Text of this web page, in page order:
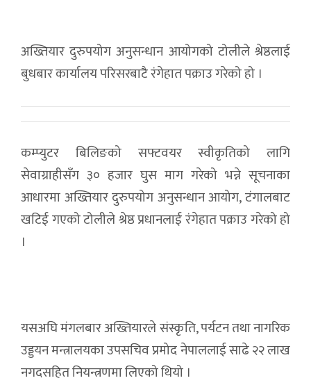
अख्तियार दुरुपयोग अनुसन्धान आयोगको टोलीले श्रेष्ठलाई
बुधबार कार्यालय परिसरबाटै रंगेहात पक्राउ गरेको हो ।
कम्प्युटर बिलिङको सफ्टवयर स्वीकृतिको लागि
सेवाग्राहीसँग ३० हजार घुस माग गरेको भन्ने सूचनाका
आधारमा अख्तियार दुरुपयोग अनुसन्धान आयोग, टंगालबाट
खटिई गएको टोलीले श्रेष्ठ प्रधानलाई रंगेहात पक्राउ गरेको हो
।
यसअघि मंगलबार अख्तियारले संस्कृति, पर्यटन तथा नागरिक
उड्डयन मन्त्रालयका उपसचिव प्रमोद नेपाललाई साढे २२ लाख
नगदसहित नियन्त्रणमा लिएको थियो ।